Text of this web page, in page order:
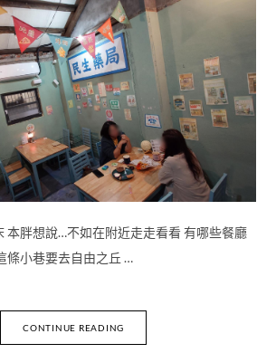
本胖想說…不如在附近走走看看 有哪些餐廳
條小巷要去自由之丘 …
CONTINUE READING